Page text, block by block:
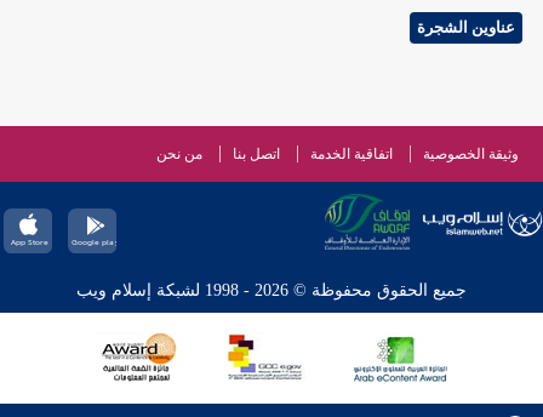
عناوين الشجرة
وثيقة الخصوصية اتفاقية الخدمة اتصل بنا من نحن
جميع الحقوق محفوظة © 2026 - 1998 لشبكة إسلام ويب